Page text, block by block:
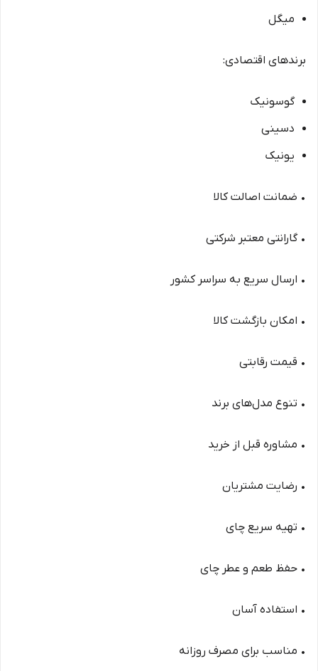
میگل
برندهای اقتصادی:
گوسونیک
دسینی
یونیک
• ضمانت اصالت کالا
• گارانتی معتبر شرکتی
• ارسال سریع به سراسر کشور
• امکان بازگشت کالا
• قیمت رقابتی
• تنوع مدل‌های برند
• مشاوره قبل از خرید
• رضایت مشتریان
• تهیه سریع چای
• حفظ طعم و عطر چای
• استفاده آسان
• مناسب برای مصرف روزانه